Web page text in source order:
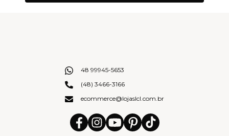
48 99945-5653
(48) 3466-3166
ecommerce@lojaslcl.com.br